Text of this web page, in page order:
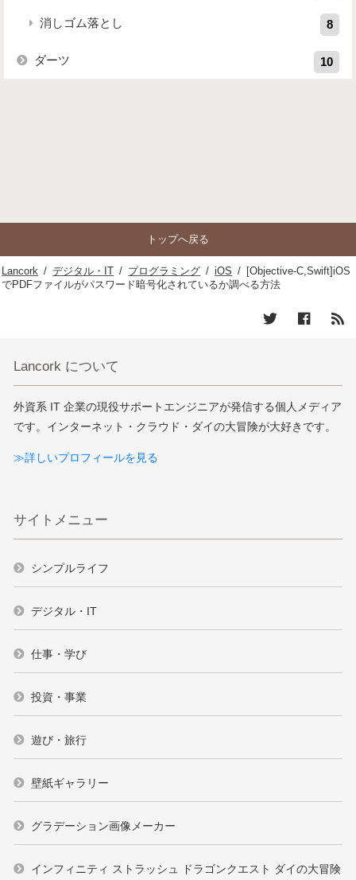
消しゴム落とし 8
ダーツ 10
トップへ戻る
Lancork / デジタル・IT / プログラミング / iOS /
[Objective-C,Swift]iOS
でPDFファイルがパスワード暗号化されているか調べる方法
Lancork について
外資系 IT 企業の現役サポートエンジニアが発信する個人メディア
です。インターネット・クラウド・ダイの大冒険が大好きです。
≫詳しいプロフィールを見る
サイトメニュー
シンプルライフ
デジタル・IT
仕事・学び
投資・事業
遊び・旅行
壁紙ギャラリー
グラデーション画像メーカー
インフィニティ ストラッシュ ドラゴンクエスト ダイの大冒険